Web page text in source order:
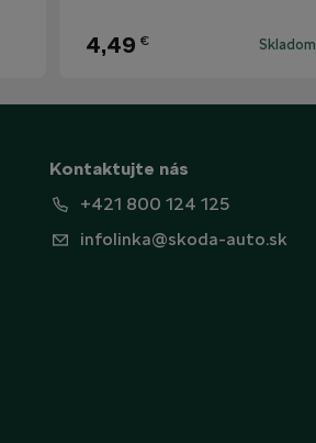
4,49 € Skladom
Kontaktujte nás
+421 800 124 125
infolinka@skoda-auto.sk